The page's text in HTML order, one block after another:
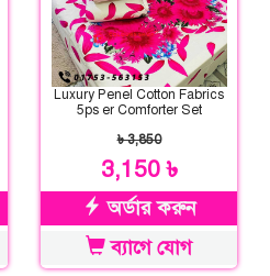
Luxury Penel Cotton Fabrics
5ps er Comforter Set
৳ 3,850
3,150 ৳
অর্ডার করুন
ব্যাগে যোগ